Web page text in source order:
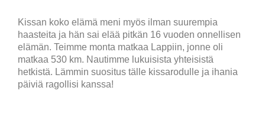
Kissan koko elämä meni myös ilman suurempia
haasteita ja hän sai elää pitkän 16 vuoden onnellisen
elämän. Teimme monta matkaa Lappiin, jonne oli
matkaa 530 km. Nautimme lukuisista yhteisistä
hetkistä. Lämmin suositus tälle kissarodulle ja ihania
päiviä ragollisi kanssa!